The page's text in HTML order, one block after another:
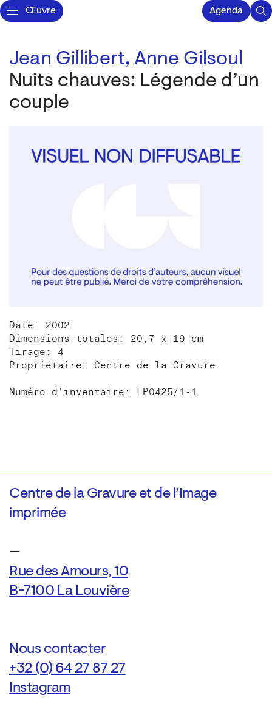
Œuvre Agenda
Jean Gillibert, Anne Gilsoul
Nuits chauves: Légende d’un
couple
Date: 2002
Dimensions totales: 20,7 x 19 cm
Tirage: 4
Propriétaire: Centre de la Gravure
Numéro d'inventaire: LP0425/1-1
Centre de la Gravure et de l’Image
imprimée
—
Rue des Amours, 10
B-7100 La Louvière
Nous contacter
+32 (0) 64 27 87 27
Instagram